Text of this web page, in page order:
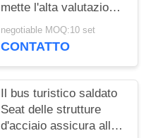
mette l'alta valutazione
a sedere convertibile
della sicurezza
negotiable MOQ:10 set
CONTATTO
Il bus turistico saldato
Seat delle strutture
d'acciaio assicura alla